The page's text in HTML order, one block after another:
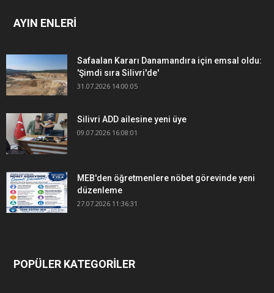
AYIN ENLERİ
Safaalan Kararı Danamandıra için emsal oldu:
'Şimdi sıra Silivri'de'
31.07.2026 14:00:05
Silivri ADD ailesine yeni üye
09.07.2026 16:08:01
MEB'den öğretmenlere nöbet görevinde yeni
düzenleme
27.07.2026 11:36:31
POPÜLER KATEGORİLER